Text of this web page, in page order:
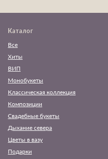
Каталог
Все
Хиты
ВИП
Монобукеты
Классическая коллекция
Композиции
Свадебные букеты
Дыхание севера
Цветы в вазу
Подарки